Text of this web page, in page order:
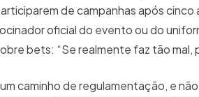
de campanhas após cinco
oficial do evento ou do
bets: “Se realmente faz tão mal,
caminho de regulamentação, e